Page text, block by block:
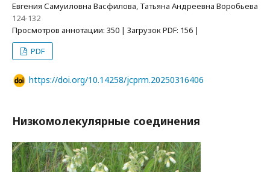
Евгения Самуиловна Васфилова, Татьяна Андреевна Воробьева
124-132
Просмотров аннотации: 350 | Загрузок PDF: 156 |
PDF
https://doi.org/10.14258/jcprm.20250316406
Низкомолекулярные соединения